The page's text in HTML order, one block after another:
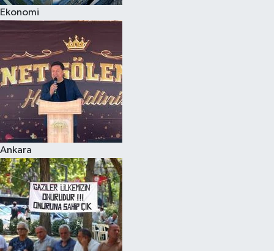
Ekonomi
Ankara